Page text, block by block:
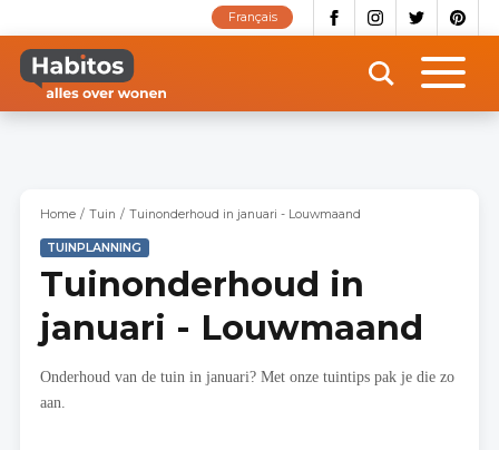
naar
inhoud
gaan
Français
Home Tuin Tuinonderhoud in januari - Louwmaand
TUINPLANNING
Tuinonderhoud in
januari - Louwmaand
Onderhoud van de tuin in januari? Met onze tuintips pak je die zo
aan.